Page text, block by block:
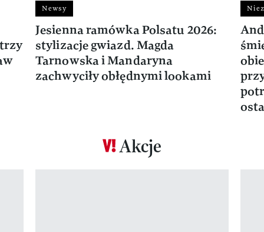
Newsy
Jesienna ramówka Polsatu 2026:
stylizacje gwiazd. Magda
Tarnowska i Mandaryna
zachwyciły obłędnymi lookami
Akcje